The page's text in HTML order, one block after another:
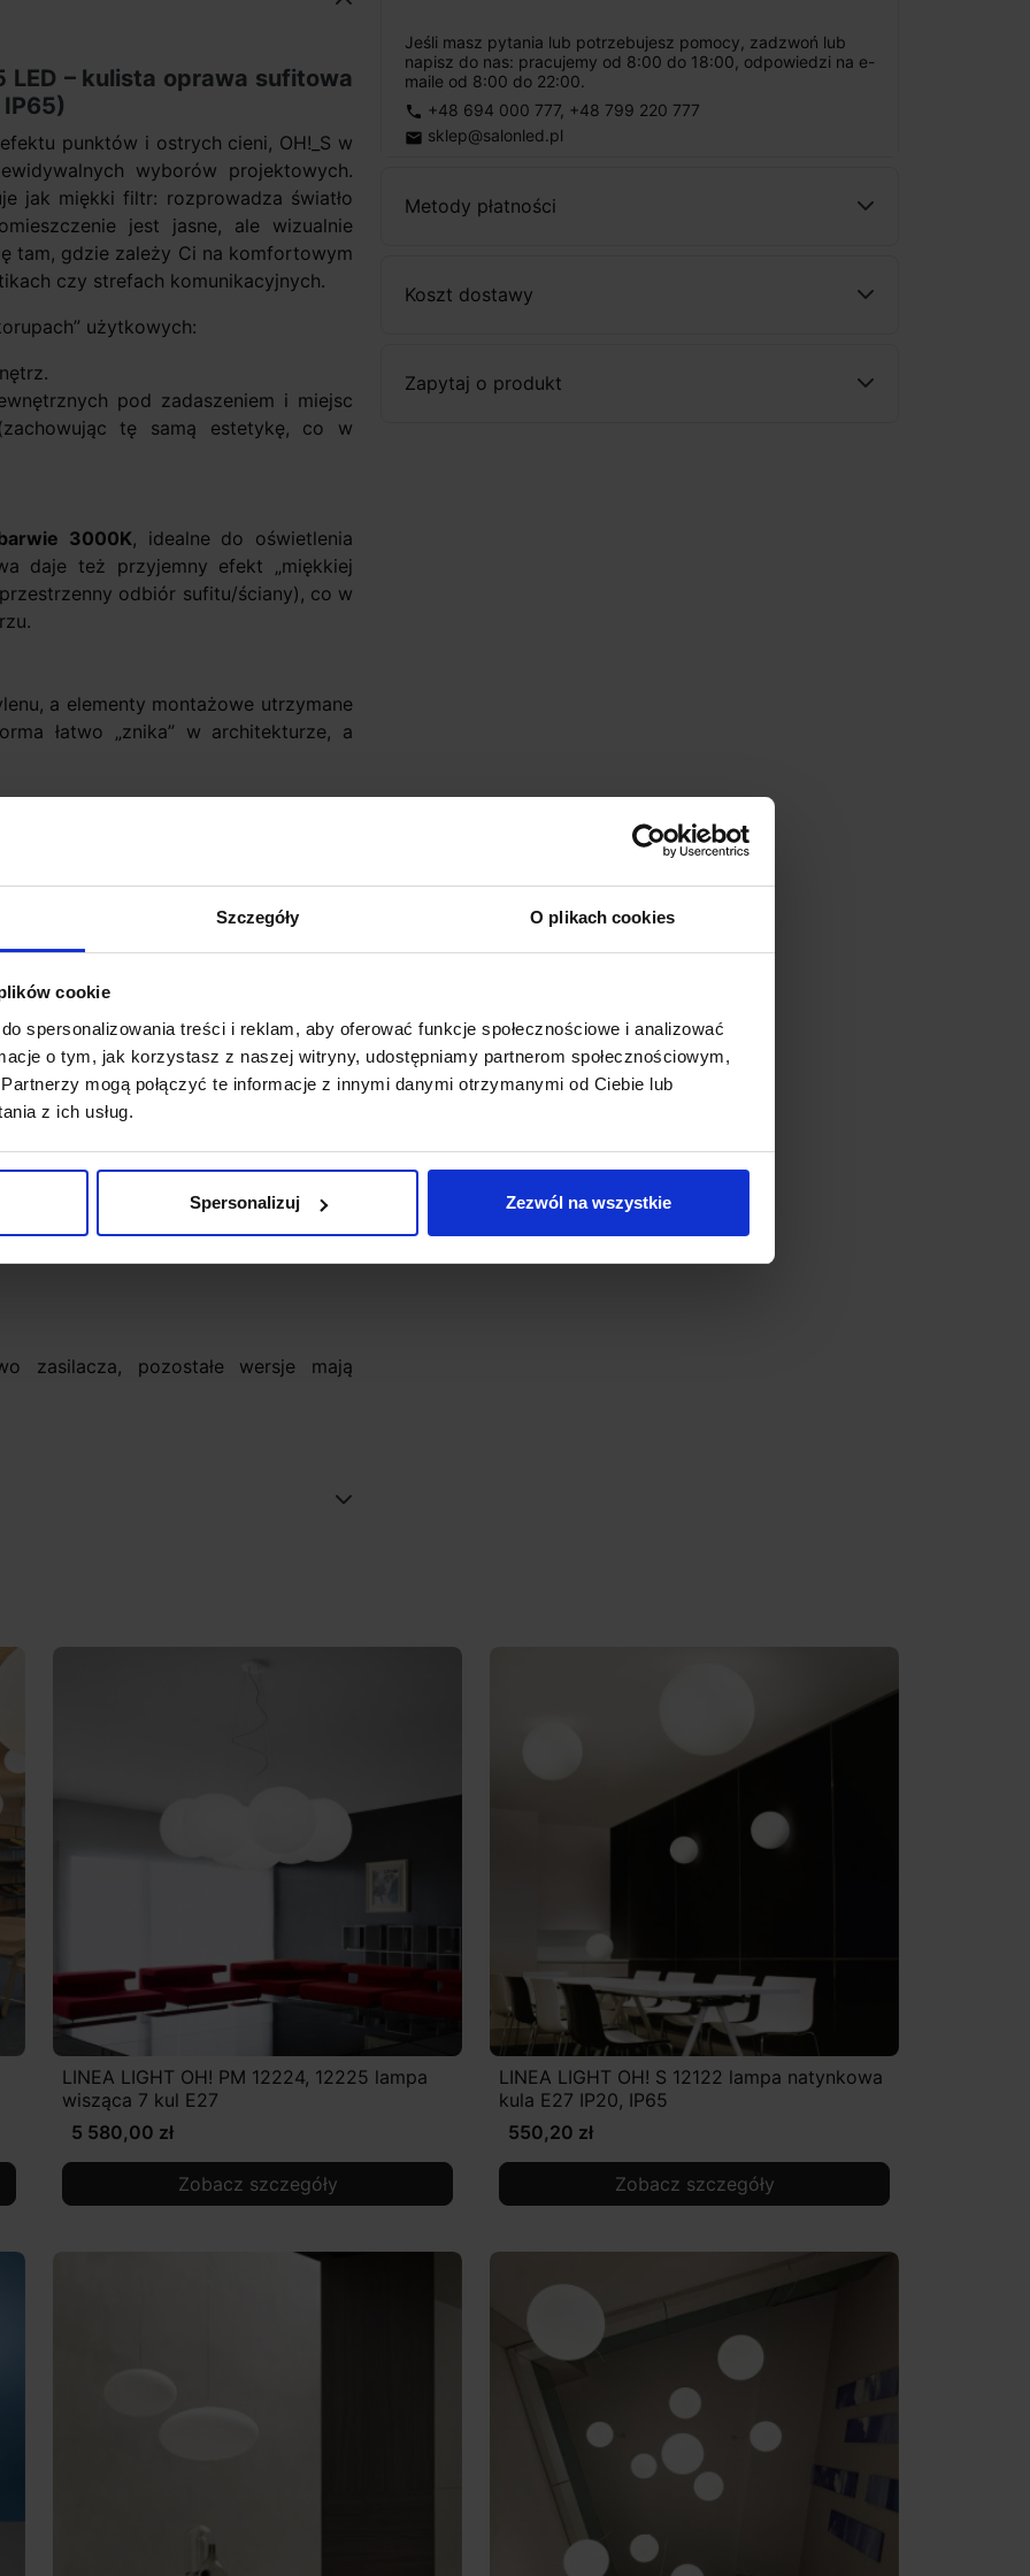
Szczegóły O plikach cookies
cookie
spersonalizowania treści i reklam, aby oferować funkcje społecznościowe i analizować
o tym, jak korzystasz z naszej witryny, udostępniamy partnerom społecznościowym,
mogą połączyć te informacje z innymi danymi otrzymanymi od Ciebie lub
z ich usług.
Spersonalizuj Zezwól na wszystkie
Jeśli masz pytania lub potrzebujesz pomocy, zadzwoń lub
napisz do nas: pracujemy od 8:00 do 18:00, odpowiedzi na e-
maile od 8:00 do 22:00.
phone +48 694 000 777, +48 799 220 777
email sklep@salonled.pl
Metody płatności
Koszt dostawy
Zapytaj o produkt
LED – kulista oprawa sufitowa
punktów i ostrych cieni, OH!_S w
wyborów projektowych.
jak miękki filtr: rozprowadza światło
jest jasne, ale wizualnie
tam, gdzie zależy Ci na komfortowym
czy strefach komunikacyjnych.
użytkowych:
pod zadaszeniem i miejsc
tę samą estetykę, co w
3000K, idealne do oświetlenia
daje też przyjemny efekt „miękkiej
odbiór sufitu/ściany), co w
a elementy montażowe utrzymane
łatwo „znika” w architekturze, a
korytarz, biuro, lobby, przestrzenie
spójnie wizualnie z wnętrzem.
20W - 2115lm, 27W
zasilacza, pozostałe wersje mają
LINEA LIGHT OH! PM 12224, 12225 lampa
wisząca 7 kul E27
5 580,00 zł
Zobacz szczegóły
LINEA LIGHT OH! S 12122 lampa natynkowa
kula E27 IP20, IP65
550,20 zł
Zobacz szczegóły